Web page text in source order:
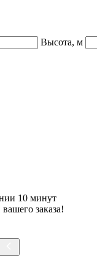
Высота, м
10 минут
заказа!